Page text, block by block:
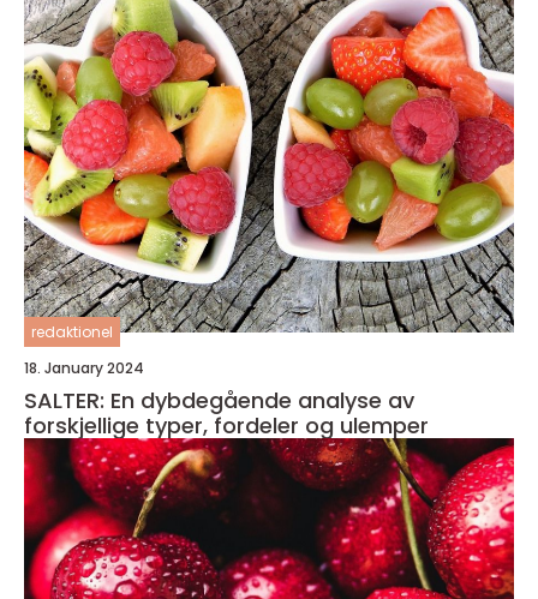
redaktionel
18. January 2024
SALTER: En dybdegående analyse av
forskjellige typer, fordeler og ulemper